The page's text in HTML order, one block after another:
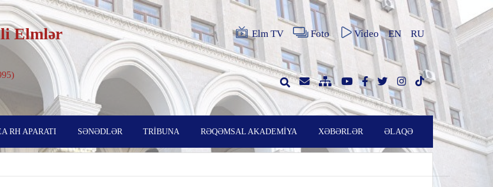
Elmlər
Elm TV Foto Video EN RU
RH APARATI SƏNƏDLƏR TRİBUNA RƏQƏMSAL AKADEMİYA XƏBƏRLƏR ƏLAQƏ